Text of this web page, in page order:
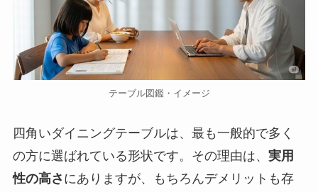
テーブル図鑑・イメージ
四角いダイニングテーブルは、最も一般的で多く
の方に選ばれている形状です。その理由は、 実用
性の高さ にありますが、もちろんデメリットも存